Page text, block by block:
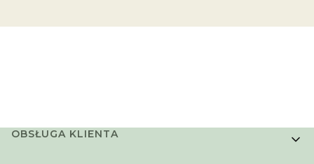
Linki w stopce
OBSŁUGA KLIENTA